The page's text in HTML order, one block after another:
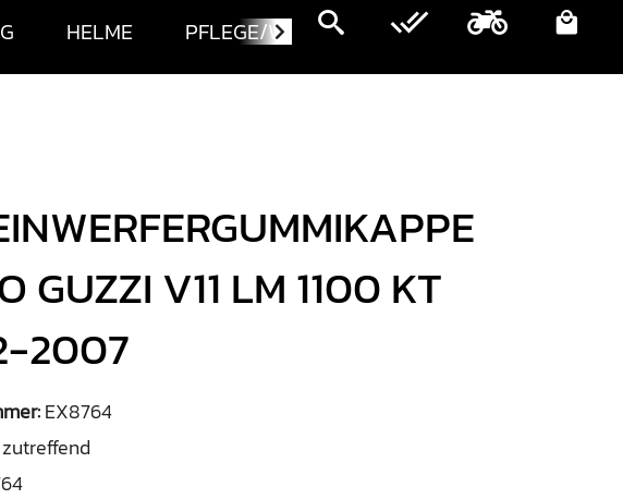
HELME PFLEGE/WARTUNG MOTORRÄDER
GUZZI V11 LM 1100 KT
2007
EX8764